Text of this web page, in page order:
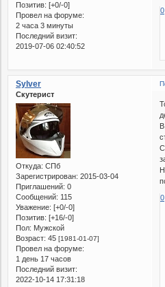
Позитив: [+0/-0]
Провел на форуме:
2 часа 3 минуты
Последний визит:
2019-07-06 02:40:52
0
Sylver
Скутерист
Откуда: СПб
Зарегистрирован: 2015-03-04
Приглашений: 0
Сообщений: 115
Уважение: [+0/-0]
Позитив: [+16/-0]
Пол: Мужской
Возраст: 45 [1981-01-07]
Провел на форуме:
1 день 17 часов
Последний визит:
2022-10-14 17:31:18
0